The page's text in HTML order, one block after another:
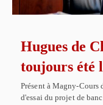
Hugues de
toujours été
Présent à Magny-Cours
d'essai du projet de